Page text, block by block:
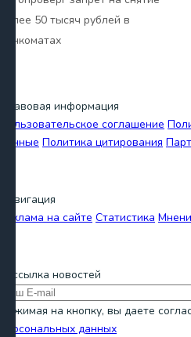
более 50 тысяч рублей в
банкоматах
Правовая информация
Пользовательское соглашение
данные Политика цитирования
Навигация
Реклама на сайте Статистика
Рассылка новостей
Нажимая на кнопку, вы даете
персональных данных